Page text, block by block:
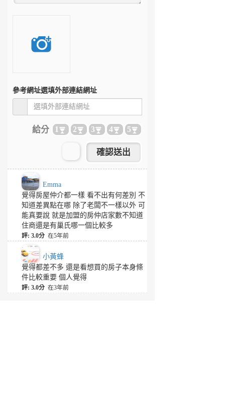
參考網址選填外部連結網址
給分 1 2 3 4 5
Emma
覺得房屋仲介都一樣 看不出有何差別 不
知道差異點在哪 除了老闆不一樣以外 可
能真要說 就是加盟的房仲店家數不知道
住商還是有巢氏哪一個比較多
評: 3.0分 在5年前
小黃蜂
覺得都差不多 還是看想買的房子本身條
件比較重要 個人覺得
評: 3.0分 在3年前